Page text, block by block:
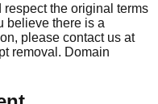
respect the original terms
believe there is a
please contact us at
removal. Domain